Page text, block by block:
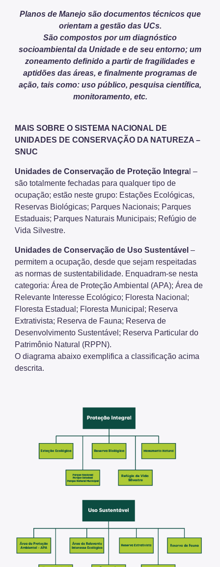
Planos de Manejo são documentos técnicos que
orientam a gestão das UCs.
São compostos por um diagnóstico
socioambiental da Unidade e de seu entorno; um
zoneamento definido a partir de fragilidades e
aptidões das áreas, e finalmente programas de
ação, tais como: uso público, pesquisa científica,
monitoramento, etc.
MAIS SOBRE O SISTEMA NACIONAL DE
UNIDADES DE CONSERVAÇÃO DA NATUREZA –
SNUC
Unidades de Conservação de Proteção Integra l –
são totalmente fechadas para qualquer tipo de
ocupação; estão neste grupo: Estações Ecológicas,
Reservas Biológicas; Parques Nacionais; Parques
Estaduais; Parques Naturais Municipais; Refúgio de
Vida Silvestre.
Unidades de Conservação de Uso Sustentável –
permitem a ocupação, desde que sejam respeitadas
as normas de sustentabilidade. Enquadram-se nesta
categoria: Área de Proteção Ambiental (APA); Área de
Relevante Interesse Ecológico; Floresta Nacional;
Floresta Estadual; Floresta Municipal; Reserva
Extrativista; Reserva de Fauna; Reserva de
Desenvolvimento Sustentável; Reserva Particular do
Patrimônio Natural (RPPN).
O diagrama abaixo exemplifica a classificação acima
descrita.